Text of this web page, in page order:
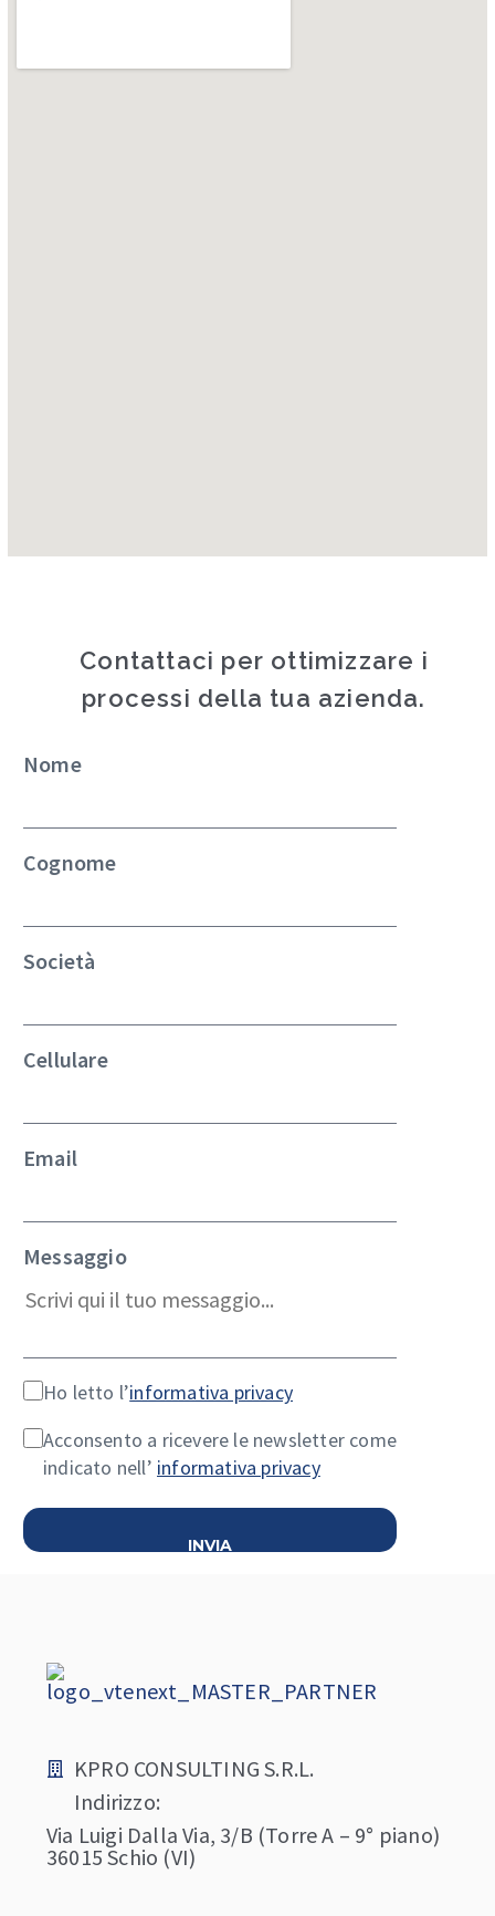
Contattaci per ottimizzare i
processi della tua azienda.
Nome
Cognome
Società
Cellulare
Email
Messaggio
Ho letto l’informativa privacy
Acconsento a ricevere le newsletter come
indicato nell’ informativa privacy
KPRO CONSULTING S.R.L.
Indirizzo:
Via Luigi Dalla Via, 3/B (Torre A – 9° piano)
36015 Schio (VI)